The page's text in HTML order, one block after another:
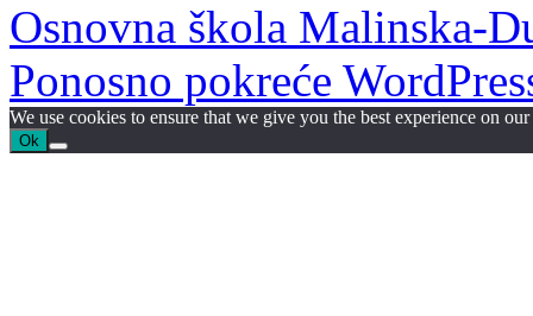
Osnovna škola Malinska-
Ponosno pokreće
We use cookies to ensure that we give you the best experience on
Ok